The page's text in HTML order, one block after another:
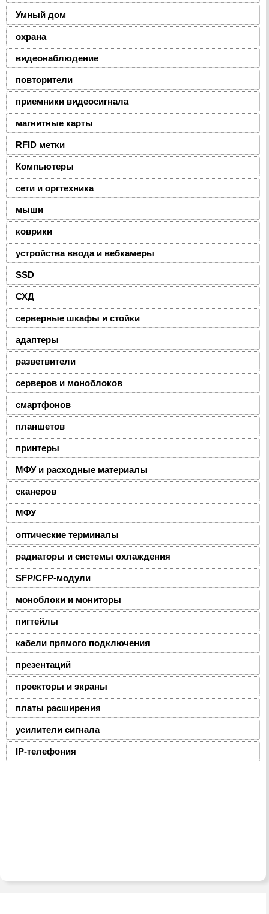
Умный дом
охрана
видеонаблюдение
повторители
приемники видеосигнала
магнитные карты
RFID метки
Компьютеры
сети и оргтехника
мыши
коврики
устройства ввода и вебкамеры
SSD
СХД
серверные шкафы и стойки
адаптеры
разветвители
серверов и моноблоков
смартфонов
планшетов
принтеры
МФУ и расходные материалы
сканеров
МФУ
оптические терминалы
радиаторы и системы охлаждения
SFP/CFP-модули
моноблоки и мониторы
пигтейлы
кабели прямого подключения
презентаций
проекторы и экраны
платы расширения
усилители сигнала
IP-телефония